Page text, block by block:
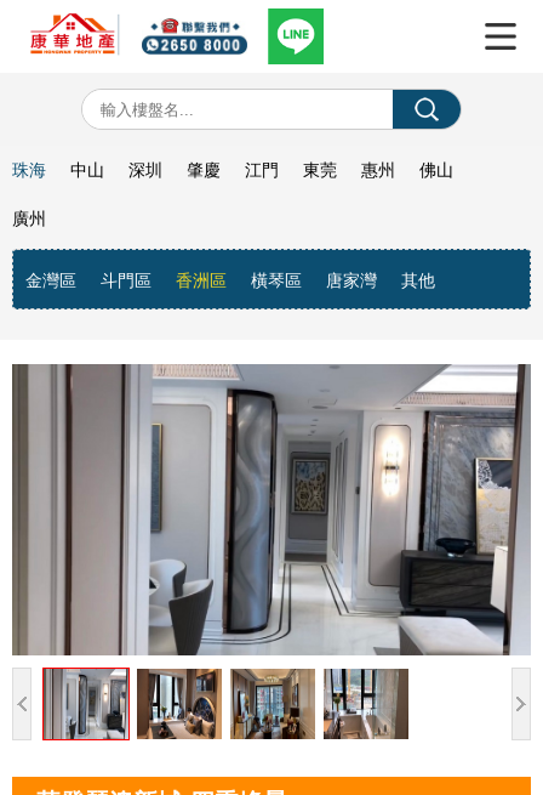
珠海
金灣區 斗門區 香洲區 橫琴區 唐家灣 其他
中山 深圳 肇慶 江門 東莞 惠州 佛山
廣州